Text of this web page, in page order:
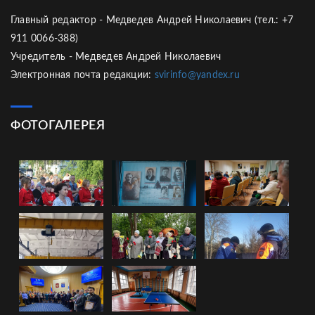
Главный редактор - Медведев Андрей Николаевич (тел.: +7
911 0066-388)
Учредитель - Медведев Андрей Николаевич
Электронная почта редакции: svirinfo@yandex.ru
ФОТОГАЛЕРЕЯ